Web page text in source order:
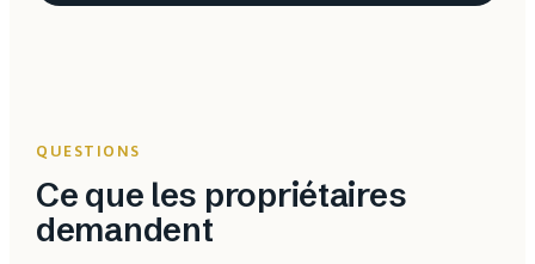
QUESTIONS
Ce que les propriétaires
demandent